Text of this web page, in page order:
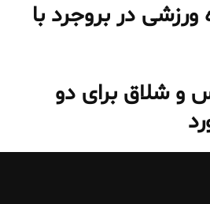
در بروجرد با
شلاق برای دو